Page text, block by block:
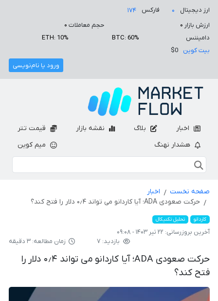
ارز دیجیتال ۰ فارکس
۱۷۴
ارزش بازار ۰ حجم معاملات ۰
دامیننس
BTC: 60%
ETH: 10%
بیت کوین
$0
ورود یا نام‌نویسی
اخبار بلاگ نقشه بازار
قیمت تتر
هشدار نهنگ
میم کوین
صفحه نخست
اخبار
حرکت صعودی ADA؛ آیا کاردانو می تواند ۰٫۴ دلار را فتح کند؟
کاردانو تحلیل تکنیکال
آخرین بروزرسانی: ۲۲ تیر ۱۴۰۳ - ۰۹:۰۸
بازدید: ۷
زمان مطالعه: ۳ دقیقه
حرکت صعودی ADA؛ آیا کاردانو می تواند ۰٫۴ دلار را
فتح کند؟